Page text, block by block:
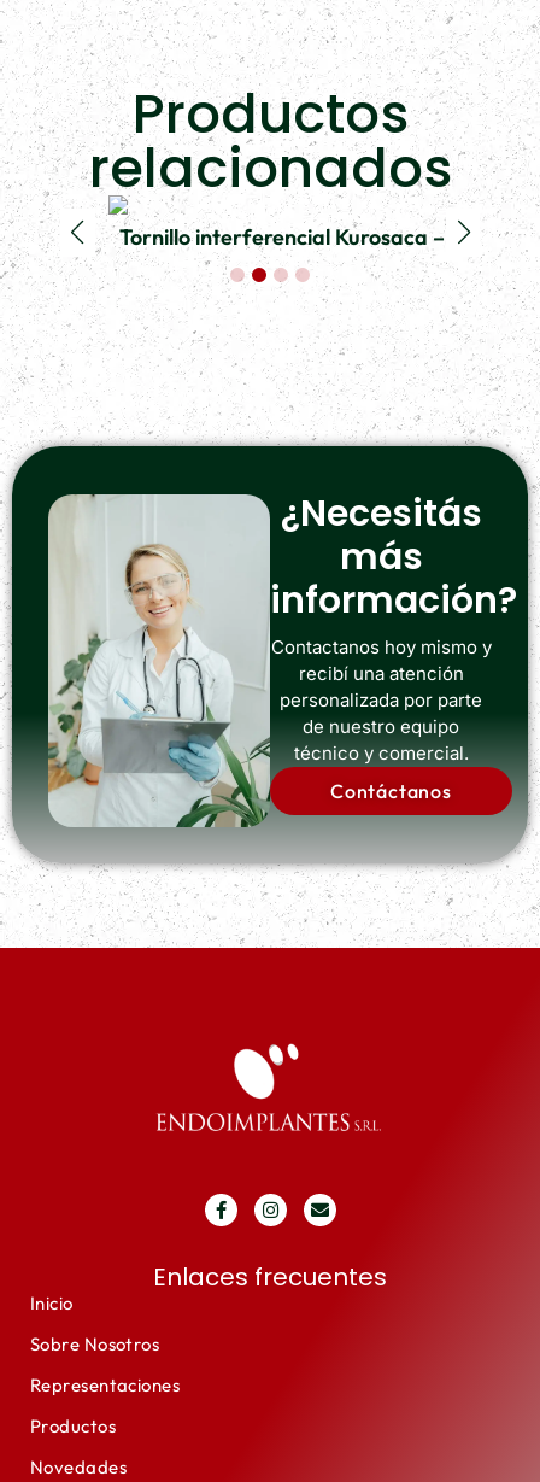
Productos
relacionados
Tornillo interferencial Kurosaca – Titanio
¿Necesitás
más
información?
Contactanos hoy mismo y
recibí una atención
personalizada por parte
de nuestro equipo
técnico y comercial.
Contáctanos
Enlaces frecuentes
Inicio
Sobre Nosotros
Representaciones
Productos
Novedades